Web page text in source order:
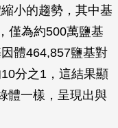
小的趨勢，其中基
僅為約500萬鹽基
體464,857鹽基對
分之1，這結果顯
體一樣，呈現出與